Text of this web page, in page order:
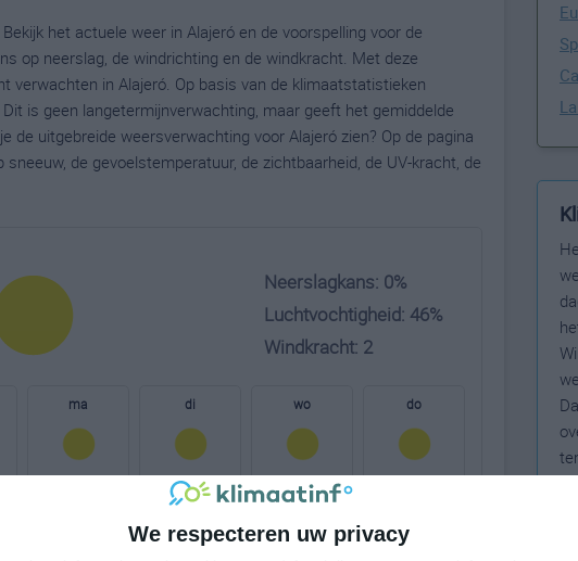
We respecteren uw privacy
het actuele weer in Alajeró en de voorspelling voor de
op neerslag, de windrichting en de windkracht. Met deze
verwachten in Alajeró. Op basis van de klimaatstatistieken
is geen langetermijnverwachting, maar geeft het gemiddelde
de uitgebreide weersverwachting voor Alajeró zien? Op de pagina
de gevoelstemperatuur, de zichtbaarheid, de UV-kracht, de
Neerslagkans: 0%
Luchtvochtigheid: 46%
Windkracht: 2
ma di
28° 24°
wo
23°
do
29°C 28°C 28°C 29°C